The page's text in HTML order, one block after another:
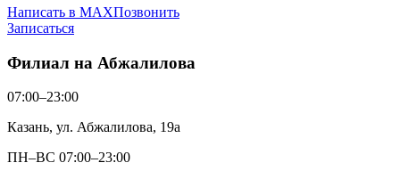
Написать в MAXПозвонить
Записаться
Филиал на Абжалилова
07:00–23:00
Казань, ул. Абжалилова, 19а
ПН–ВС 07:00–23:00